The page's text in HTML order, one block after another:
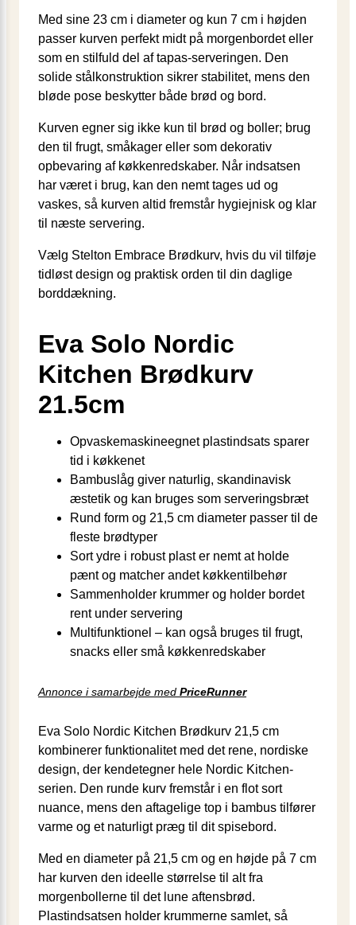
Med sine 23 cm i diameter og kun 7 cm i højden
passer kurven perfekt midt på morgenbordet eller
som en stilfuld del af tapas-serveringen. Den
solide stålkonstruktion sikrer stabilitet, mens den
bløde pose beskytter både brød og bord.
Kurven egner sig ikke kun til brød og boller; brug
den til frugt, småkager eller som dekorativ
opbevaring af køkken­redskaber. Når indsatsen
har været i brug, kan den nemt tages ud og
vaskes, så kurven altid fremstår hygiejnisk og klar
til næste servering.
Vælg Stelton Embrace Brødkurv, hvis du vil tilføje
tidløst design og praktisk orden til din daglige
borddækning.
Eva Solo Nordic
Kitchen Brødkurv
21.5cm
Opvaskemaskineegnet plastindsats sparer
tid i køkkenet
Bambuslåg giver naturlig, skandinavisk
æstetik og kan bruges som serveringsbræt
Rund form og 21,5 cm diameter passer til de
fleste brødtyper
Sort ydre i robust plast er nemt at holde
pænt og matcher andet køkkentilbehør
Sammenholder krummer og holder bordet
rent under servering
Multifunktionel – kan også bruges til frugt,
snacks eller små køkkenredskaber
Annonce i samarbejde med PriceRunner
Eva Solo Nordic Kitchen Brødkurv 21,5 cm
kombinerer funktionalitet med det rene, nordiske
design, der kendetegner hele Nordic Kitchen-
serien. Den runde kurv fremstår i en flot sort
nuance, mens den aftagelige top i bambus tilfører
varme og et naturligt præg til dit spisebord.
Med en diameter på 21,5 cm og en højde på 7 cm
har kurven den ideelle størrelse til alt fra
morgenbollerne til det lune aftensbrød.
Plastindsatsen holder krummerne samlet, så